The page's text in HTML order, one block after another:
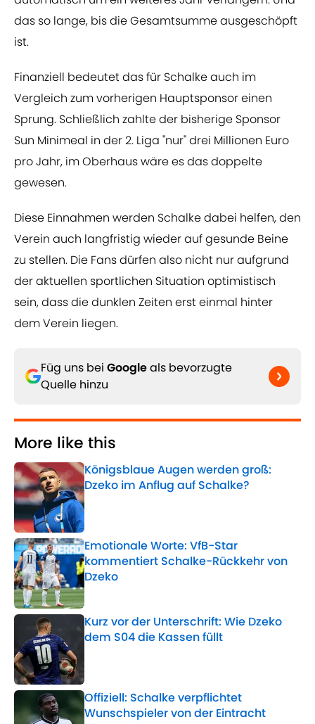
das so lange, bis die Gesamtsumme ausgeschöpft
ist.
Finanziell bedeutet das für Schalke auch im
Vergleich zum vorherigen Hauptsponsor einen
Sprung. Schließlich zahlte der bisherige Sponsor
Sun Minimeal in der 2. Liga "nur" drei Millionen Euro
pro Jahr, im Oberhaus wäre es das doppelte
gewesen.
Diese Einnahmen werden Schalke dabei helfen, den
Verein auch langfristig wieder auf gesunde Beine
zu stellen. Die Fans dürfen also nicht nur aufgrund
der aktuellen sportlichen Situation optimistisch
sein, dass die dunklen Zeiten erst einmal hinter
dem Verein liegen.
Füg uns bei Googleals bevorzugte
Quelle hinzu
More like this
Königsblaue Augen werden groß:
Dzeko im Anflug auf Schalke?
Published by on Invalid Date
Emotionale Worte: VfB-Star
kommentiert Schalke-Rückkehr von
Dzeko
Published by on Invalid Date
Kurz vor der Unterschrift: Wie Dzeko
dem S04 die Kassen füllt
Offiziell: Schalke verpflichtet
Wunschspieler von der Eintracht